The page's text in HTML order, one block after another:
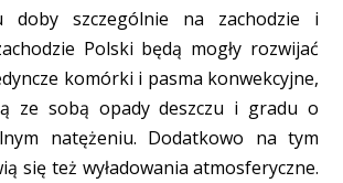
doby szczególnie na zachodzie i
Polski będą mogły rozwijać
komórki i pasma konwekcyjne,
ze sobą opady deszczu i gradu o
natężeniu. Dodatkowo na tym
się też wyładowania atmosferyczne.